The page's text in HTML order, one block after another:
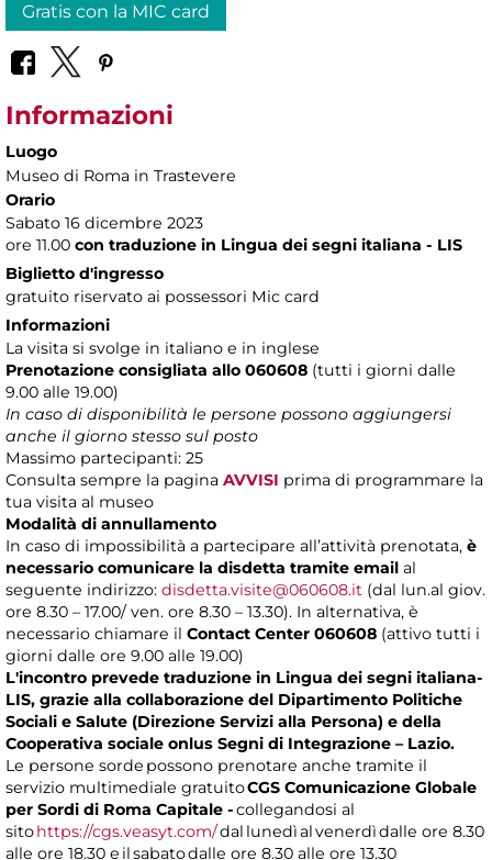
Gratis con la MIC card
Informazioni
Luogo
Museo di Roma in Trastevere
Orario
Sabato 16 dicembre 2023
ore 11.00 con traduzione in Lingua dei segni italiana - LIS
Biglietto d'ingresso
gratuito riservato ai possessori Mic card
Informazioni
La visita si svolge in italiano e in inglese
Prenotazione consigliata allo 060608 (tutti i giorni dalle
9.00 alle 19.00)
In caso di disponibilità le persone possono aggiungersi
anche il giorno stesso sul posto
Massimo partecipanti: 25
Consulta sempre la pagina AVVISI prima di programmare la
tua visita al museo
Modalità di annullamento
In caso di impossibilità a partecipare all’attività prenotata, è
necessario comunicare la disdetta tramite email al
seguente indirizzo: disdetta.visite@060608.it (dal lun.al giov.
ore 8.30 – 17.00/ ven. ore 8.30 – 13.30). In alternativa, è
necessario chiamare il Contact Center 060608 (attivo tutti i
giorni dalle ore 9.00 alle 19.00)
L'incontro prevede traduzione in Lingua dei segni italiana-
LIS, grazie alla collaborazione del Dipartimento Politiche
Sociali e Salute (Direzione Servizi alla Persona) e della
Cooperativa sociale onlus Segni di Integrazione – Lazio.
Le persone sorde possono prenotare anche tramite il
servizio multimediale gratuitoCGS Comunicazione Globale
per Sordi di Roma Capitale -collegandosi al
sitohttps://cgs.veasyt.com/dal lunedì al venerdì dalle ore 8.30
alle ore 18.30 e il sabato dalle ore 8.30 alle ore 13.30